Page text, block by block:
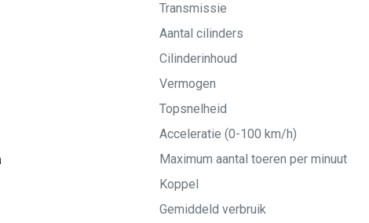
Transmissie
Aantal cilinders
Cilinderinhoud
Vermogen
Topsnelheid
Acceleratie (0-100 km/h)
Maximum aantal toeren per minuut
Koppel
Gemiddeld verbruik